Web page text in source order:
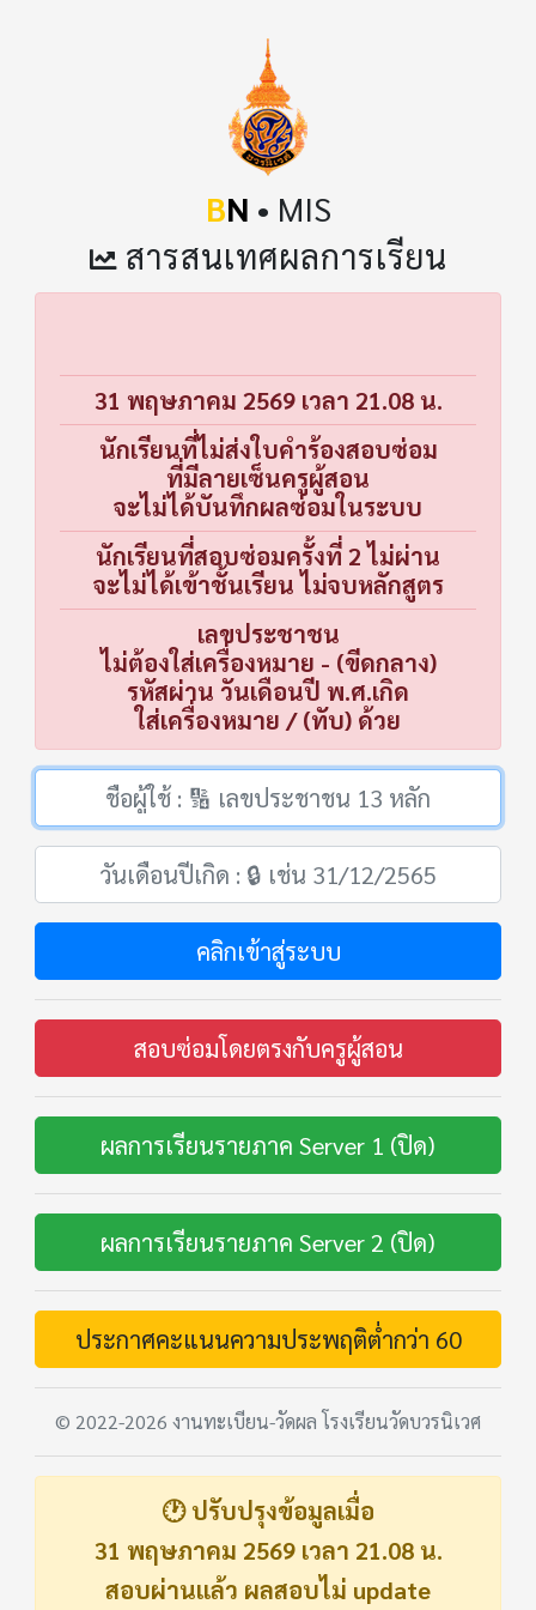
BN • MIS
สารสนเทศผลการเรียน
31 พฤษภาคม 2569 เวลา 21.08 น.
นักเรียนที่ไม่ส่งใบคำร้องสอบซ่อม
ที่มีลายเซ็นครูผู้สอน
จะไม่ได้บันทึกผลซ่อมในระบบ
นักเรียนที่สอบซ่อมครั้งที่ 2 ไม่ผ่าน
จะไม่ได้เข้าชั้นเรียน ไม่จบหลักสูตร
เลขประชาชน
ไม่ต้องใส่เครื่องหมาย - (ขีดกลาง)
รหัสผ่าน วันเดือนปี พ.ศ.เกิด
ใส่เครื่องหมาย / (ทับ) ด้วย
คลิกเข้าสู่ระบบ
สอบซ่อมโดยตรงกับครูผู้สอน
ผลการเรียนรายภาค Server 1 (ปิด)
ผลการเรียนรายภาค Server 2 (ปิด)
ประกาศคะแนนความประพฤติต่ำกว่า 60
© 2022-2026 งานทะเบียน-วัดผล โรงเรียนวัดบวรนิเวศ
🕐 ปรับปรุงข้อมูลเมื่อ
31 พฤษภาคม 2569 เวลา 21.08 น.
สอบผ่านแล้ว ผลสอบไม่ update